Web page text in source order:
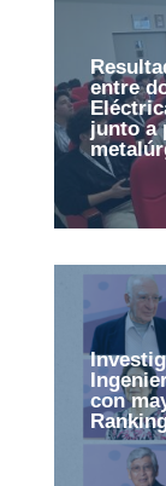
entre
junto a
con